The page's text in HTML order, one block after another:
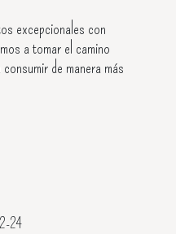
excepcionales con
a tomar el camino
de manera más
24